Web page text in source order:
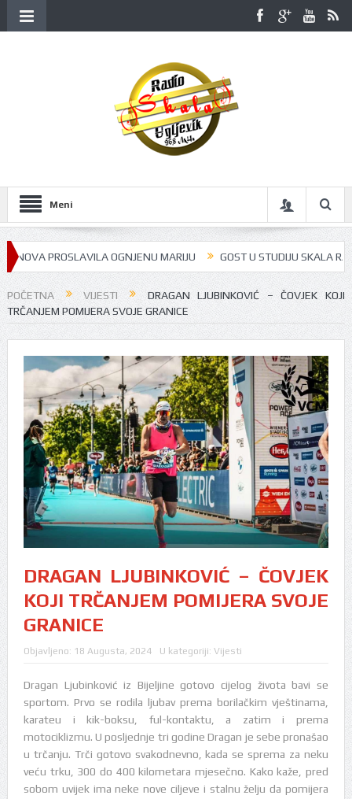
Meni
OGNJENU MARIJU GOST U STUDIJU SKALA RADIJA BILA
POČETNA VIJESTI
DRAGAN LJUBINKOVIĆ – ČOVJEK KOJI
TRČANJEM POMIJERA SVOJE GRANICE
DRAGAN LJUBINKOVIĆ – ČOVJEK
KOJI TRČANJEM POMIJERA SVOJE
GRANICE
Objavljeno: 18 Augusta, 2024 U kategoriji: Vijesti
Dragan Ljubinković iz Bijeljine gotovo cijelog života bavi se
sportom. Prvo se rodila ljubav prema borilačkim vještinama,
karateu i kik-boksu, ful-kontaktu, a zatim i prema
motociklizmu. U posljednje tri godine Dragan je sebe pronašao
u trčanju. Trči gotovo svakodnevno, kada se sprema za neku
veću trku, 300 do 400 kilometara mjesečno. Kako kaže, pred
sobom uvijek ima neke nove ciljeve i stalnu želju da pomijera